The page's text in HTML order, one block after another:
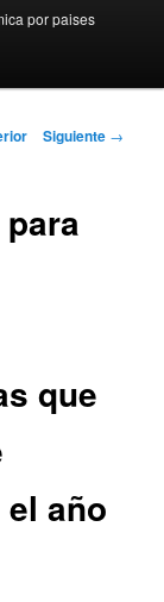
por paises
Siguiente →
que
año